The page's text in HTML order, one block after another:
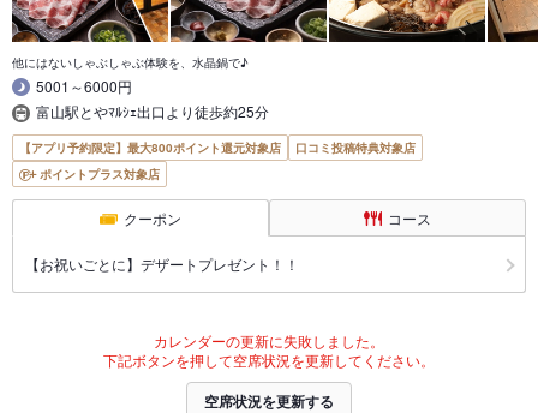
他にはないしゃぶしゃぶ体験を、水晶鍋で♪
5001～6000円
富山駅とやﾏﾙｼｪ出口より徒歩約25分
【アプリ予約限定】最大800ポイント還元対象店
口コミ投稿特典対象店
ポイントプラス対象店
クーポン コース
【お祝いごとに】デザートプレゼント！！
カレンダーの更新に失敗しました。
下記ボタンを押して空席状況を更新してください。
空席状況を更新する